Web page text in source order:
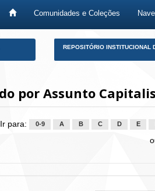
Comunidades e Coleções
REPOSITÓRIO INSTITUCIONAL
por Assunto
Ir para: 0-9 A B C D E